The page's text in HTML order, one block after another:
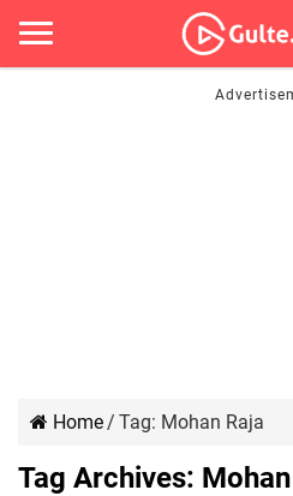
Home/ Tag: Mohan Raja
Tag Archives: